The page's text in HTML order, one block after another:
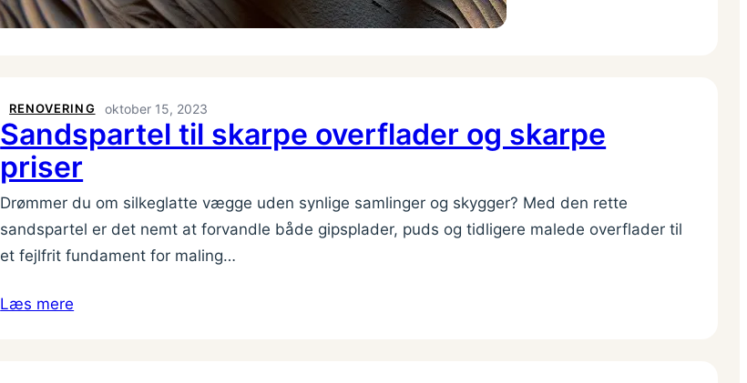
RENOVERING oktober 15, 2023
Sandspartel til skarpe overflader og skarpe
priser
Drømmer du om silkeglatte vægge uden synlige samlinger og skygger? Med den rette
sandspartel er det nemt at forvandle både gipsplader, puds og tidligere malede overflader til
et fejlfrit fundament for maling…
Læs mere